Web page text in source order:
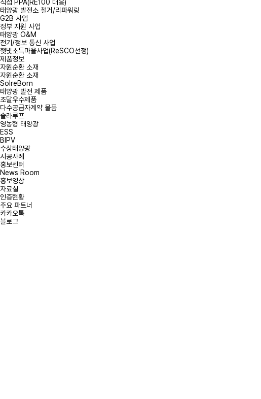
직접 PPA(RE100 대응)
태양광 발전소 철거/리파워링
G2B 사업
정부 지원 사업
태양광 O&M
전기/정보 통신 사업
햇빛소득마을사업(ReSCO선정)
제품정보
자원순환 소재
자원순환 소재
SolreBorn
태양광 발전 제품
조달우수제품
다수공급자계약 물품
솔라루프
영농형 태양광
ESS
BIPV
수상태양광
시공사례
홍보센터
News Room
홍보영상
자료실
인증현황
주요 파트너
카카오톡
블로그